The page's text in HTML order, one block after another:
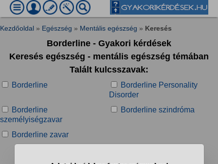
Kezdőoldal » Egészség » Mentális egészség » Keresés
Borderline - Gyakori kérdések
Keresés egészség - mentális egészség témában
Talált kulcsszavak:
Borderline
Borderline Personality
Disorder
Borderline
személyiségzavar
Borderline szindróma
Borderline zavar